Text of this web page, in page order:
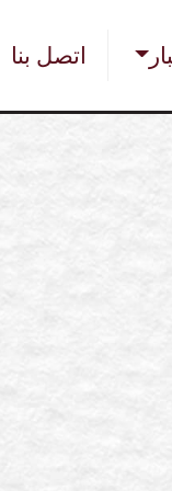
اتصل بنا